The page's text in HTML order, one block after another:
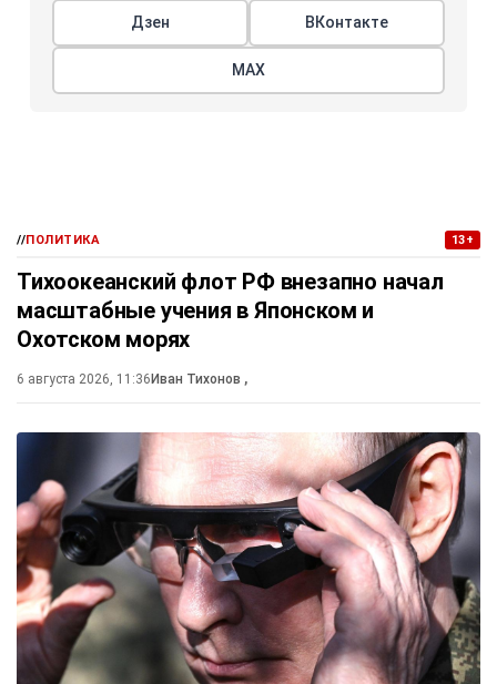
Дзен ВКонтакте
МАХ
//ПОЛИТИКА 13+
Тихоокеанский флот РФ внезапно начал
масштабные учения в Японском и
Охотском морях
6 августа 2026, 11:36Иван Тихонов ,